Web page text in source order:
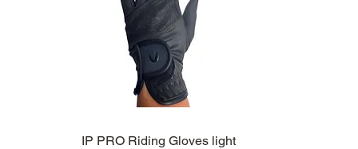
IP PRO Riding Gloves light